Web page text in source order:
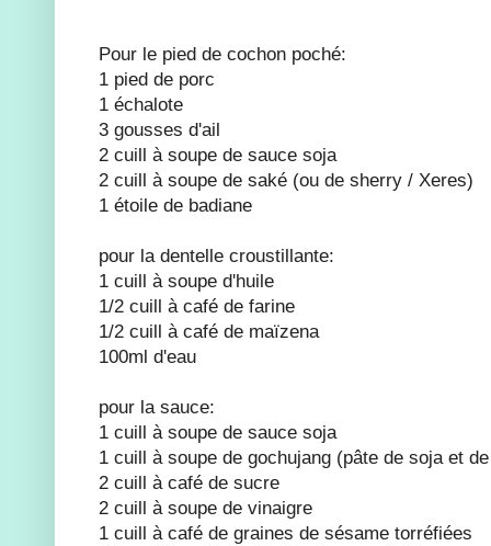
Pour le pied de cochon poché:
1 pied de porc
1 échalote
3 gousses d'ail
2 cuill à soupe de sauce soja
2 cuill à soupe de saké (ou de sherry / Xeres)
1 étoile de badiane
pour la dentelle croustillante:
1 cuill à soupe d'huile
1/2 cuill à café de farine
1/2 cuill à café de maïzena
100ml d'eau
pour la sauce:
1 cuill à soupe de sauce soja
1 cuill à soupe de gochujang (pâte de soja et
2 cuill à café de sucre
2 cuill à soupe de vinaigre
1 cuill à café de graines de sésame torréfiées